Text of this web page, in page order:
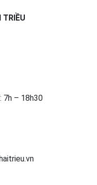
TRIỀU
7h – 18h30